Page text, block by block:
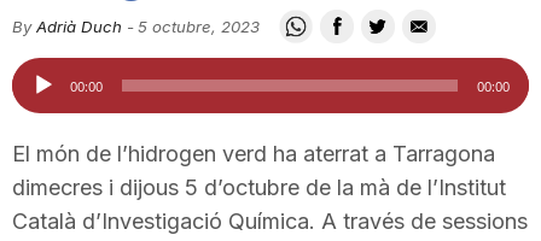
i
t
By Adrià Duch -5 octubre, 2023
Reproductor
d'àudio
00:00 00:00
El món de l’hidrogen verd ha aterrat a Tarragona
dimecres i dijous 5 d’octubre de la mà de l’Institut
Català d’Investigació Química. A través de sessions